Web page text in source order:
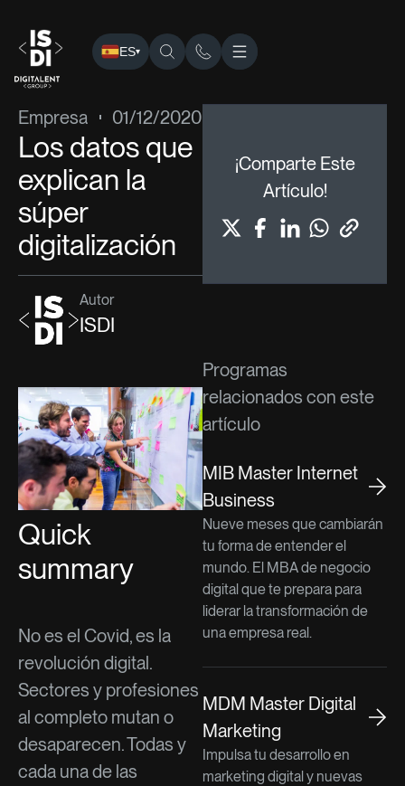
ES▾
ISDI› ›Empresa› Los datos que explican la súper
Empresa 01/12/2020
Los datos que
explican la
súper
digitalización
Autor
ISDI
Quick
summary
No es el Covid, es la
revolución digital.
Sectores y profesiones
al completo mutan o
desaparecen. Todas y
cada una de las
¡Comparte Este
Artículo!
Programas
relacionados con este
artículo
MIB Master Internet
Business
Nueve meses que cambiarán
tu forma de entender el
mundo. El MBA de negocio
digital que te prepara para
liderar la transformación de
una empresa real.
MDM Master Digital
Marketing
Impulsa tu desarrollo en
marketing digital y nuevas